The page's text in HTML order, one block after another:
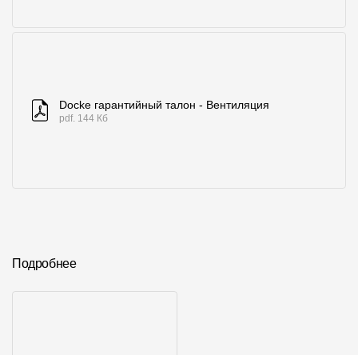
Docke гарантийный талон - Вентиляция
pdf. 144 Кб
Подробнее